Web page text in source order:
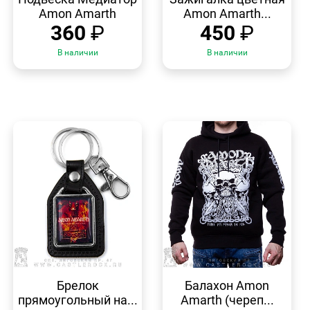
Amon Amarth
360 ₽
В наличии
Amon Amarth...
450 ₽
В наличии
ПРОСМОТР
Брелок
прямоугольный на...
ПРОСМОТР
Балахон Amon
Amarth (череп...